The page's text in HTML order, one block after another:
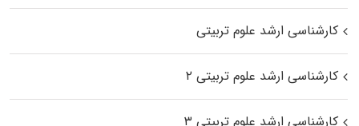
کارشناسی ارشد علوم تربیتی
کارشناسی ارشد علوم تربیتی ۲
کارشناسی ارشد علوم تربیتی ۳